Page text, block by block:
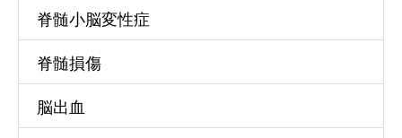
脊髄小脳変性症
脊髄損傷
脳出血